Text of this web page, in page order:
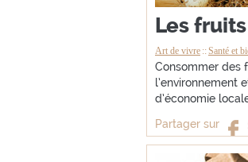
Les
Art de vivre Santé et
Consommer des
l’environnement
d’économie
Partager sur